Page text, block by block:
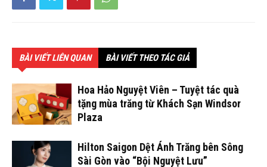
BÀI VIẾT LIÊN QUAN BÀI VIẾT THEO TÁC GIẢ
Hoa Hảo Nguyệt Viên – Tuyệt tác quà
tặng mùa trăng từ Khách Sạn Windsor
Plaza
Hilton Saigon Dệt Ánh Trăng bên Sông
Sài Gòn vào “Bội Nguyệt Lưu”